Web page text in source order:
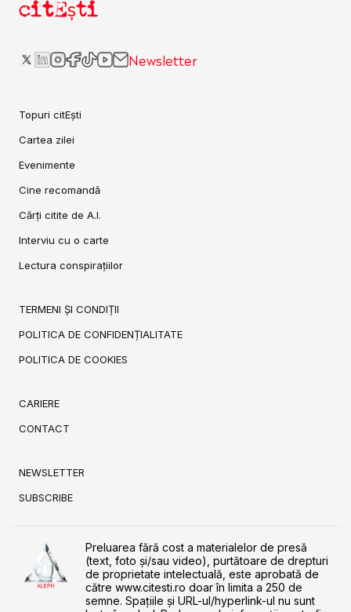
citEști
Newsletter
Topuri citEști
Cartea zilei
Evenimente
Cine recomandă
Cărți citite de A.I.
Interviu cu o carte
Lectura conspirațiilor
TERMENI ȘI CONDIȚII
POLITICA DE CONFIDENȚIALITATE
POLITICA DE COOKIES
CARIERE
CONTACT
NEWSLETTER
SUBSCRIBE
Preluarea fără cost a materialelor de presă
(text, foto și/sau video), purtătoare de drepturi
de proprietate intelectuală, este aprobată de
către www.citesti.ro doar în limita a 250 de
semne. Spaţiile şi URL-ul/hyperlink-ul nu sunt